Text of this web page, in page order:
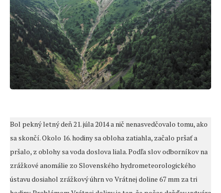
Bol pekný letný deň 21. júla 2014 a nič nenasvedčovalo tomu, ako
sa skončí. Okolo 16. hodiny sa obloha zatiahla, začalo pršať a
pršalo, z oblohy sa voda doslova liala. Podľa slov odborníkov na
zrážkové anomálie zo Slovenského hydrometeorologického
ústavu dosiahol zrážkový úhrn vo Vrátnej doline 67 mm za tri